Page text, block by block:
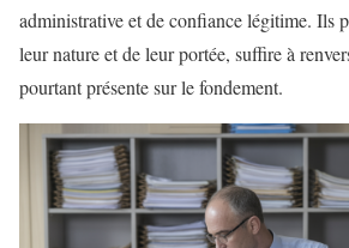
administrative et de confiance légitime. Ils
leur nature et de leur portée, suffire à
pourtant présente sur le fondement.